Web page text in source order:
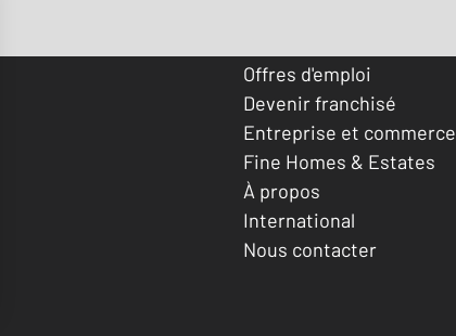
Offres d'emploi
Devenir franchisé
Entreprise et commerce
Fine Homes & Estates
À propos
International
Nous contacter